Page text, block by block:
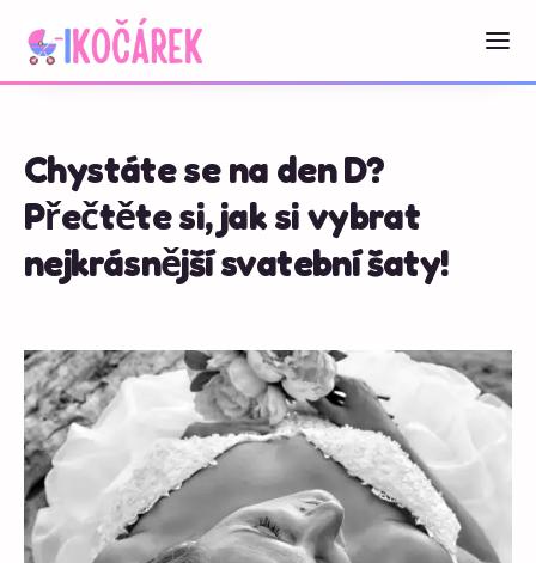
Chystáte se na den D?
Přečtěte si, jak si vybrat
nejkrásnější svatební šaty!